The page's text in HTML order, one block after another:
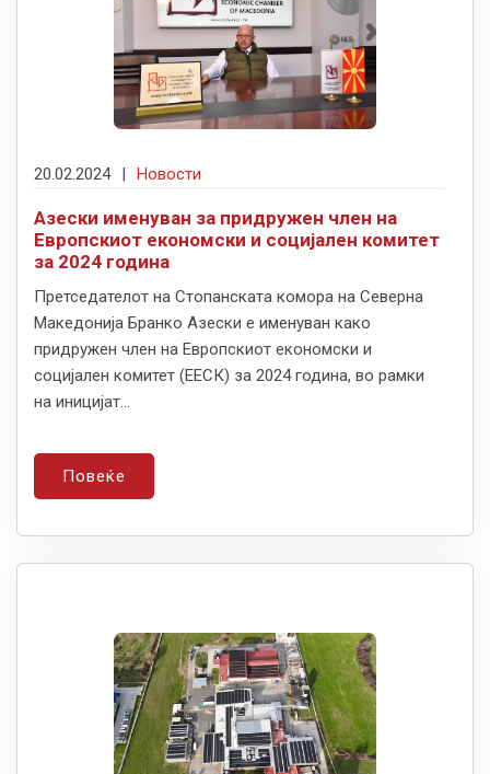
20.02.2024 Новости
Азески именуван за придружен член на
Европскиот економски и социјален комитет
за 2024 година
Претседателот на Стопанската комора на Северна
Македонија Бранко Азески е именуван како
придружен член на Европскиот економски и
социјален комитет (ЕЕСК) за 2024 година, во рамки
на иницијат...
Повеќе